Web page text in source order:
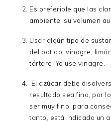
Es preferible que las
ambiente, su volumen
Usar algún tipo de
del batido, vinagre,
tártaro. Yo use vinagre.
El azúcar debe
resultado sea fino, por
ser muy fino, para
tanto, está indicado un